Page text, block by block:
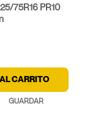
75R16 PR10
CARRITO